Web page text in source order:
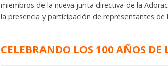
miembros de la nueva junta directiva de la
la presencia y participación de representantes
CELEBRANDO LOS 100 AÑOS